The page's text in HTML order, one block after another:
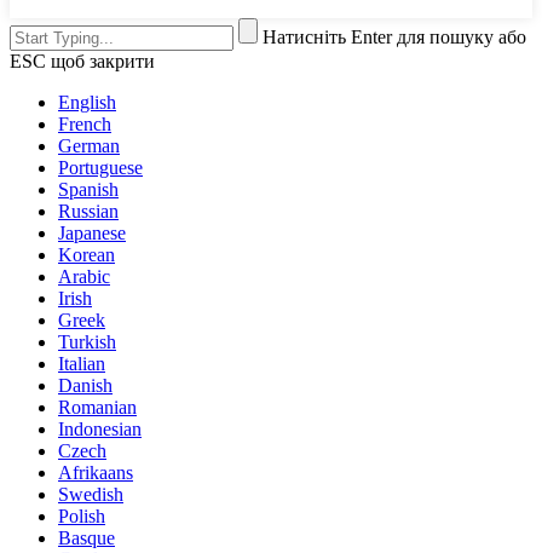
Натисніть Enter для пошуку або
ESC щоб закрити
English
French
German
Portuguese
Spanish
Russian
Japanese
Korean
Arabic
Irish
Greek
Turkish
Italian
Danish
Romanian
Indonesian
Czech
Afrikaans
Swedish
Polish
Basque